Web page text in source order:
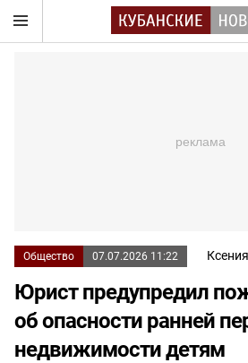
Общество 07.07.2026 11:22
Юрист предупредил
об опасности ранней
недвижимости детям